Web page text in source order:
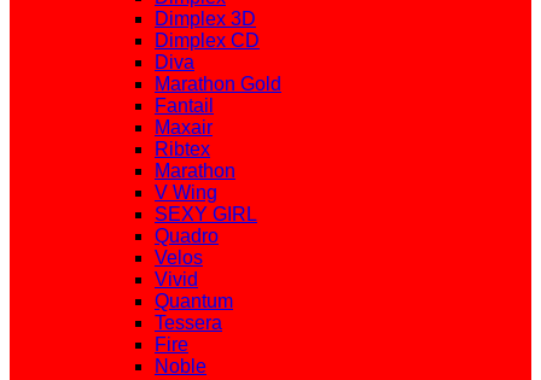
Dimplex 3D
Dimplex CD
Diva
Marathon Gold
Fantail
Maxair
Ribtex
Marathon
V Wing
SEXY GIRL
Quadro
Velos
Vivid
Quantum
Tessera
Fire
Noble